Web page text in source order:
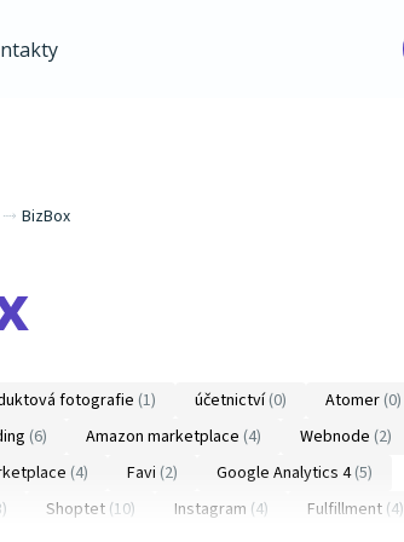
⤑ BizBox
fotografie (1) účetnictví (0) Atomer (0)
(6) Amazon marketplace (4) Webnode (2)
(4) Favi (2) Google Analytics 4 (5)
Shoptet (10) Instagram (4) Fulfillment (4)